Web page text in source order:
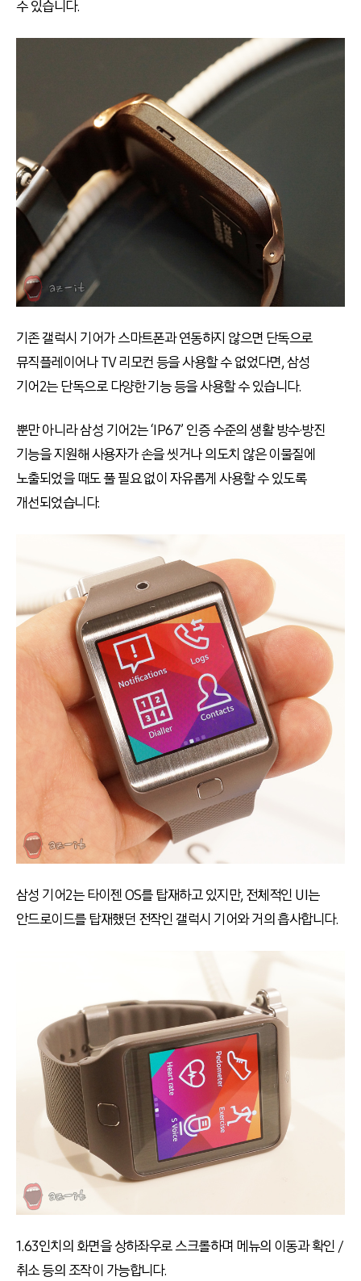
수 있습니다.
기존 갤럭시 기어가 스마트폰과 연동하지 않으면 단독으로
뮤직플레이어나 TV 리모컨 등을 사용할 수 없었다면, 삼성
기어2는 단독으로 다양한 기능 등을 사용할 수 있습니다.
뿐만 아니라 삼성 기어2는 ‘IP67’ 인증 수준의 생활 방수·방진
기능을 지원해 사용자가 손을 씻거나 의도치 않은 이물질에
노출되었을 때도 풀 필요 없이 자유롭게 사용할 수 있도록
개선되었습니다.
삼성 기어2는 타이젠 OS를 탑재하고 있지만, 전체적인 UI는
안드로이드를 탑재했던 전작인 갤럭시 기어와 거의 흡사합니다.
1.63인치의 화면을 상하좌우로 스크롤하며 메뉴의 이동과 확인 /
취소 등의 조작이 가능합니다.